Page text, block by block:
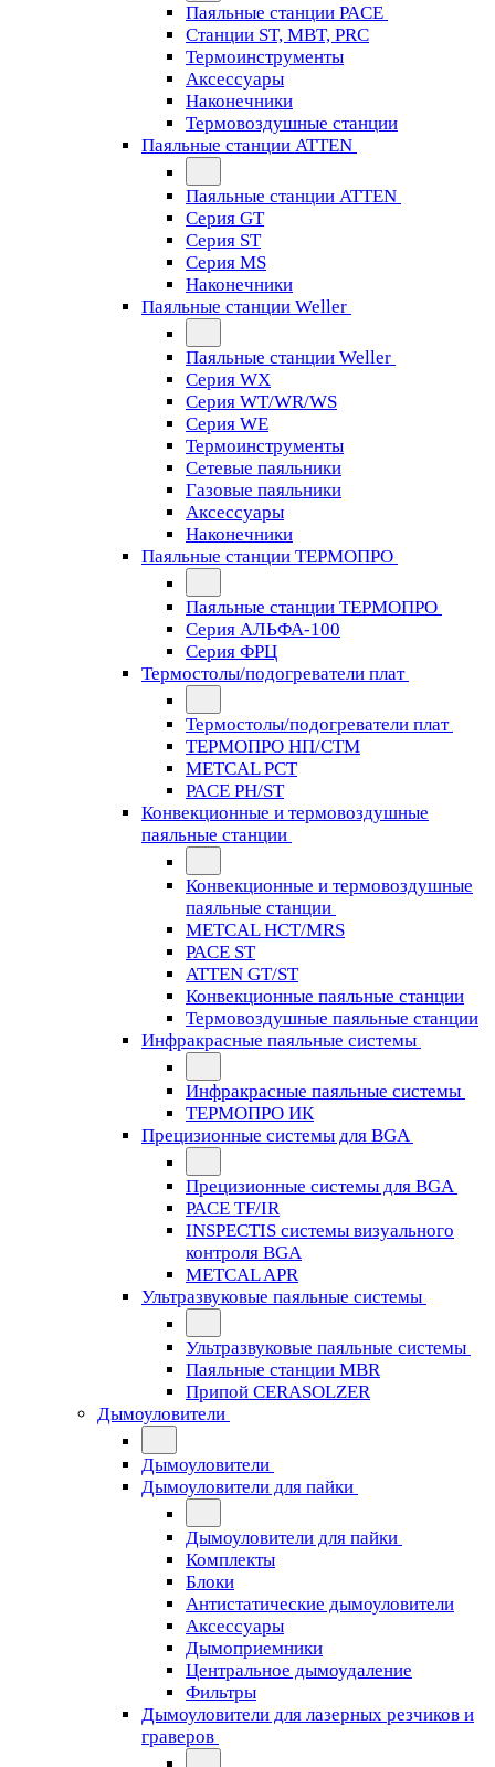
Паяльные станции PACE
Станции ST, MBT, PRC
Термоинструменты
Аксессуары
Наконечники
Термовоздушные станции
Паяльные станции ATTEN
Паяльные станции ATTEN
Серия GT
Серия ST
Серия MS
Наконечники
Паяльные станции Weller
Паяльные станции Weller
Серия WX
Серия WT/WR/WS
Серия WE
Термоинструменты
Сетевые паяльники
Газовые паяльники
Аксессуары
Наконечники
Паяльные станции ТЕРМОПРО
Паяльные станции ТЕРМОПРО
Серия АЛЬФА-100
Серия ФРЦ
Термостолы/подогреватели плат
Термостолы/подогреватели плат
ТЕРМОПРО НП/СТМ
METCAL PCT
PACE PH/ST
Конвекционные и термовоздушные
паяльные станции
Конвекционные и термовоздушные
паяльные станции
METCAL HCT/MRS
PACE ST
ATTEN GT/ST
Конвекционные паяльные станции
Термовоздушные паяльные станции
Инфракрасные паяльные системы
Инфракрасные паяльные системы
ТЕРМОПРО ИК
Прецизионные системы для BGA
Прецизионные системы для BGA
PACE TF/IR
INSPECTIS системы визуального
контроля BGA
METCAL APR
Ультразвуковые паяльные системы
Ультразвуковые паяльные системы
Паяльные станции MBR
Припой CERASOLZER
Дымоуловители
Дымоуловители
Дымоуловители для пайки
Дымоуловители для пайки
Комплекты
Блоки
Антистатические дымоуловители
Аксессуары
Дымоприемники
Центральное дымоудаление
Фильтры
Дымоуловители для лазерных резчиков и
граверов